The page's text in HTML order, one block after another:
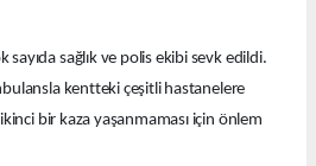
sağlık ve polis ekibi sevk edildi.
kentteki çeşitli hastanelere
bir kaza yaşanmaması için önlem